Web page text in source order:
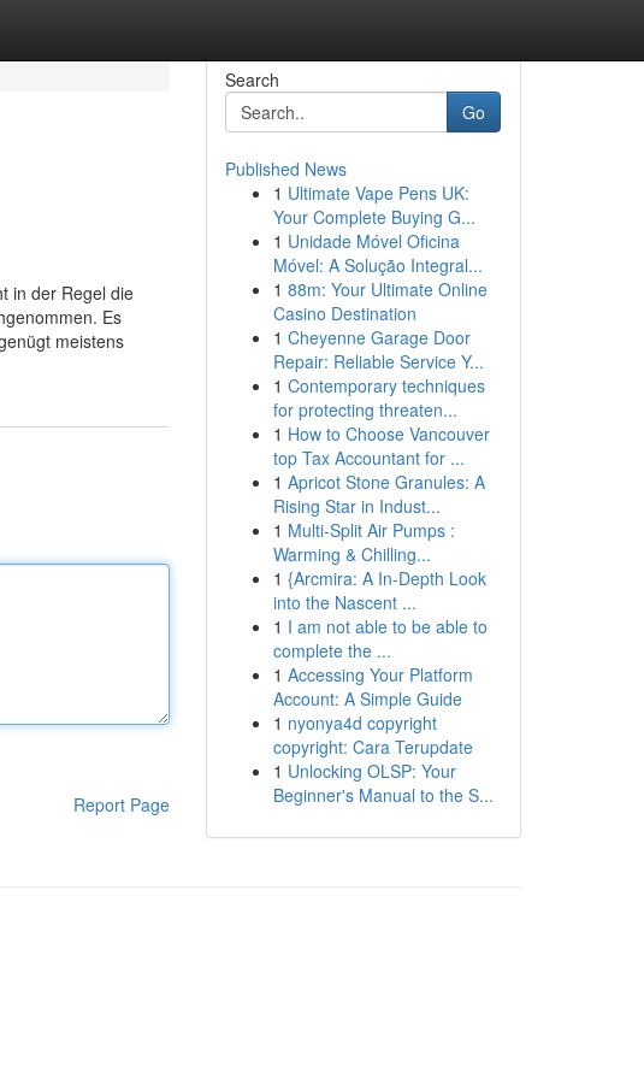
in der Regel die
Es
meistens
Report Page
Search
Go
Published News
1 Ultimate Vape Pens UK:
Your Complete Buying G...
1 Unidade Móvel Oficina
Móvel: A Solução Integral...
1 88m: Your Ultimate Online
Casino Destination
1 Cheyenne Garage Door
Repair: Reliable Service Y...
1 Contemporary techniques
for protecting threaten...
1 How to Choose Vancouver
top Tax Accountant for ...
1 Apricot Stone Granules: A
Rising Star in Indust...
1 Multi-Split Air Pumps :
Warming & Chilling...
1 {Arcmira: A In-Depth Look
into the Nascent ...
1 I am not able to be able to
complete the ...
1 Accessing Your Platform
Account: A Simple Guide
1 nyonya4d copyright
copyright: Cara Terupdate
1 Unlocking OLSP: Your
Beginner's Manual to the S...